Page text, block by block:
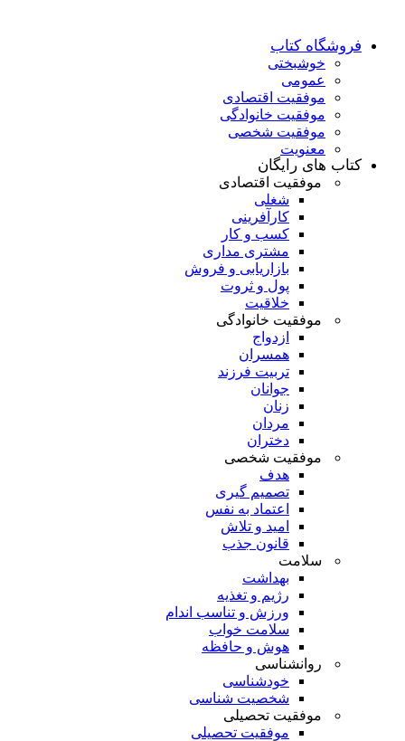
فروشگاه کتاب
خوشبختی
عمومی
موفقیت اقتصادی
موفقیت خانوادگی
موفقیت شخصی
معنویت
کتاب های رایگان
موفقیت اقتصادی
شغلی
کارآفرینی
کسب و کار
مشتری مداری
بازاریابی و فروش
پول و ثروت
خلاقیت
موفقیت خانوادگی
ازدواج
همسران
تربیت فرزند
جوانان
زنان
مردان
دختران
موفقیت شخصی
هدف
تصمیم گیری
اعتماد به نفس
امید و تلاش
قانون جذب
سلامت
بهداشت
رژیم و تغذیه
ورزش و تناسب اندام
سلامت خواب
هوش و حافظه
روانشناسی
خودشناسی
شخصیت شناسی
موفقیت تحصیلی
موفقیت تحصیلی